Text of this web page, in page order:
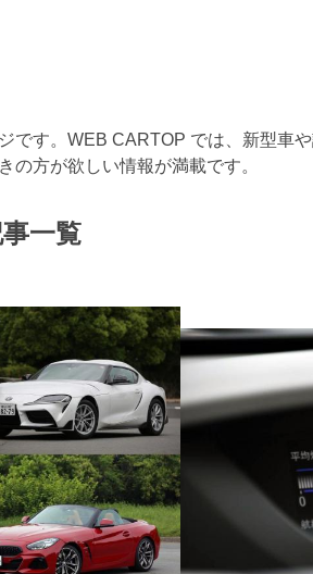
です。WEB CARTOP では、新型車
の方が欲しい情報が満載です。
一覧